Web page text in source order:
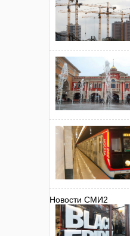
Новости СМИ2